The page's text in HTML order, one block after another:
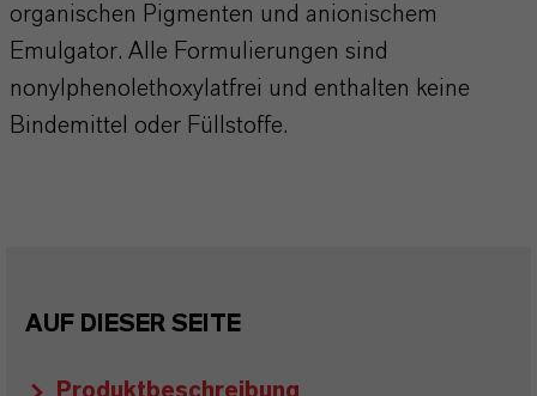
organischen Pigmenten und anionischem
Emulgator. Alle Formulierungen sind
nonylphenolethoxylatfrei und enthalten keine
Bindemittel oder Füllstoffe.
AUF DIESER SEITE
Produktbeschreibung